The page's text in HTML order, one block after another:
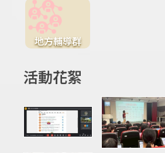
地方輔導群
活動花絮